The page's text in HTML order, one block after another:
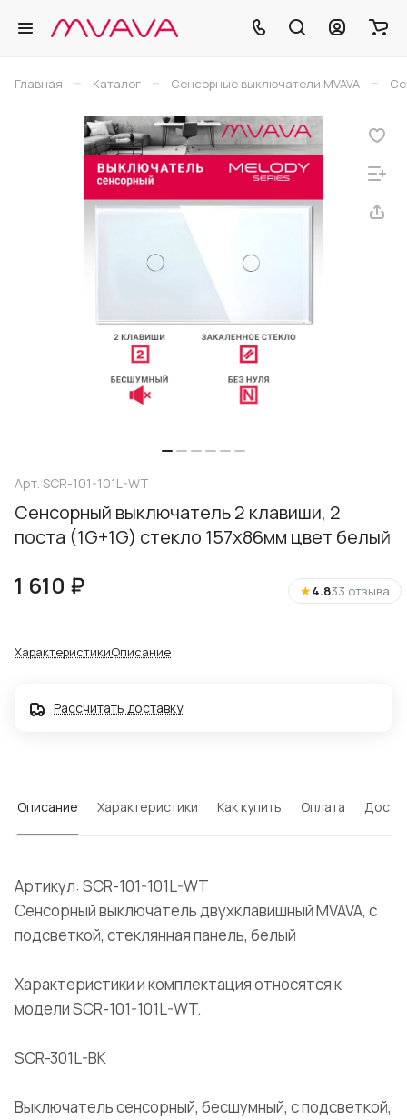
Главная – Каталог – Сенсорные выключатели MVAVA –
Арт. SCR-101-101L-WT
Сенсорный выключатель 2 клавиши, 2
поста (1G+1G) стекло 157х86мм цвет белый
1 610 ₽ ★4.833 отзыва
ХарактеристикиОписание
Рассчитать доставку
Описание Характеристики Как купить Оплата
Артикул: SCR-101-101L-WT
Сенсорный выключатель двухклавишный MVAVA, с
подсветкой, стеклянная панель, белый
Характеристики и комплектация относятся к
модели SCR-101-101L-WT.
SCR-301L-BK
Выключатель сенсорный, бесшумный, с подсветкой,